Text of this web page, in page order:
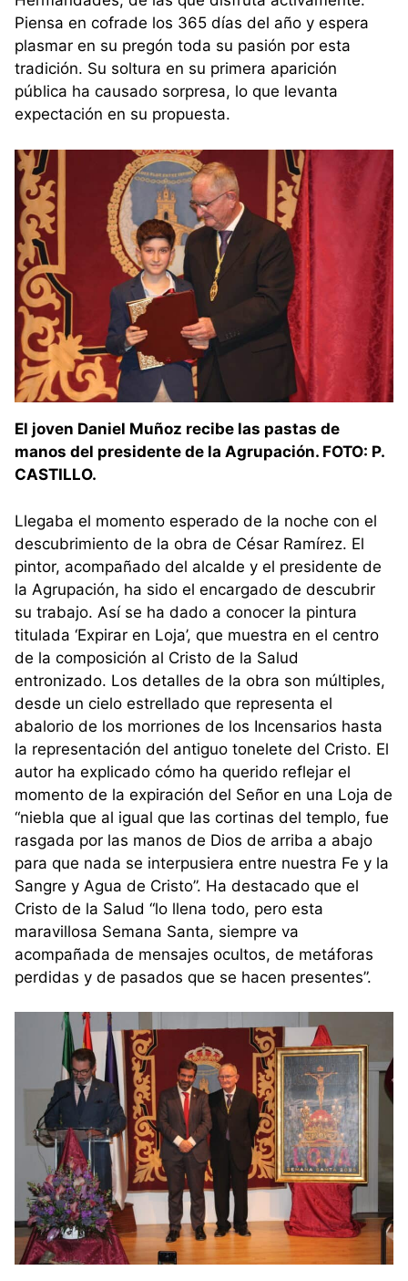
Piensa en cofrade los 365 días del año y espera
plasmar en su pregón toda su pasión por esta
tradición. Su soltura en su primera aparición
pública ha causado sorpresa, lo que levanta
expectación en su propuesta.
El joven Daniel Muñoz recibe las pastas de
manos del presidente de la Agrupación. FOTO: P.
CASTILLO.
Llegaba el momento esperado de la noche con el
descubrimiento de la obra de César Ramírez. El
pintor, acompañado del alcalde y el presidente de
la Agrupación, ha sido el encargado de descubrir
su trabajo. Así se ha dado a conocer la pintura
titulada ‘Expirar en Loja’, que muestra en el centro
de la composición al Cristo de la Salud
entronizado. Los detalles de la obra son múltiples,
desde un cielo estrellado que representa el
abalorio de los morriones de los Incensarios hasta
la representación del antiguo tonelete del Cristo. El
autor ha explicado cómo ha querido reflejar el
momento de la expiración del Señor en una Loja de
“niebla que al igual que las cortinas del templo, fue
rasgada por las manos de Dios de arriba a abajo
para que nada se interpusiera entre nuestra Fe y la
Sangre y Agua de Cristo”. Ha destacado que el
Cristo de la Salud “lo llena todo, pero esta
maravillosa Semana Santa, siempre va
acompañada de mensajes ocultos, de metáforas
perdidas y de pasados que se hacen presentes”.